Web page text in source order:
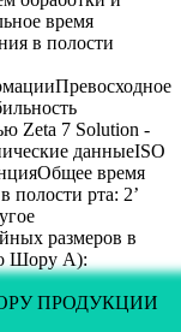
время
в полости
Zeta 7 Solution -
данныеISO
время
полости рта: 2’
размеров в
Шору А):
ПРОДУКЦИИ